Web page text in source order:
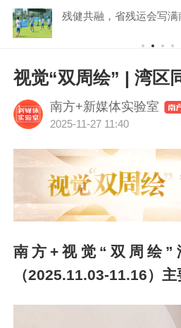
残健共融，省残运会写满
视觉“双周绘” | 湾区
南方+新媒体实验室
2025-11-27 11:40
南方+视觉“双周绘”
（2025.11.03-11.16）主